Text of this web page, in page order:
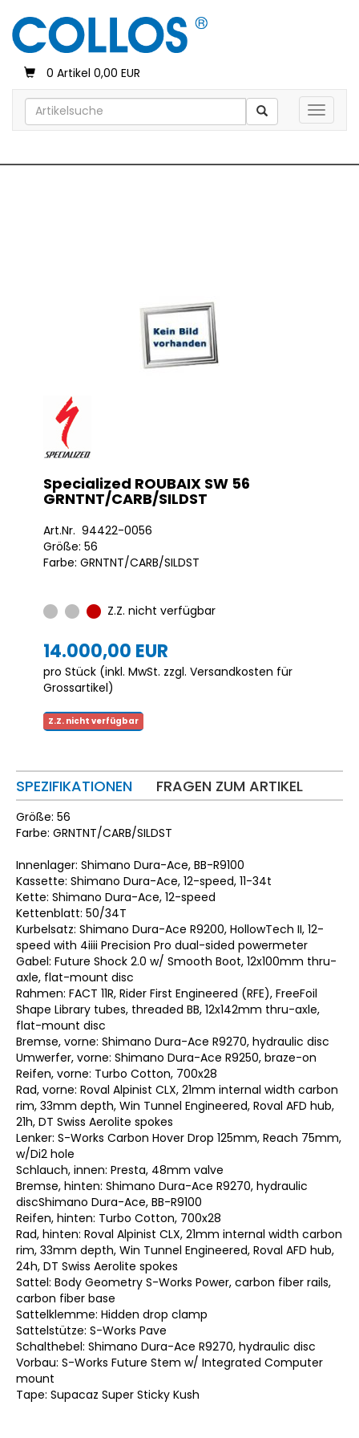
0 Artikel 0,00 EUR
Toggle
Specialized ROUBAIX SW 56
GRNTNT/CARB/SILDST
Art.Nr. 94422-0056
Größe: 56
Farbe: GRNTNT/CARB/SILDST
Z.Z. nicht verfügbar
14.000,00 EUR
pro Stück (inkl. MwSt. zzgl. Versandkosten für
Grossartikel)
Z.Z. nicht verfügbar
SPEZIFIKATIONEN FRAGEN ZUM ARTIKEL
Größe: 56
Farbe: GRNTNT/CARB/SILDST
Innenlager: Shimano Dura-Ace, BB-R9100
Kassette: Shimano Dura-Ace, 12-speed, 11-34t
Kette: Shimano Dura-Ace, 12-speed
Kettenblatt: 50/34T
Kurbelsatz: Shimano Dura-Ace R9200, HollowTech II, 12-
speed with 4iiii Precision Pro dual-sided powermeter
Gabel: Future Shock 2.0 w/ Smooth Boot, 12x100mm thru-
axle, flat-mount disc
Rahmen: FACT 11R, Rider First Engineered (RFE), FreeFoil
Shape Library tubes, threaded BB, 12x142mm thru-axle,
flat-mount disc
Bremse, vorne: Shimano Dura-Ace R9270, hydraulic disc
Umwerfer, vorne: Shimano Dura-Ace R9250, braze-on
Reifen, vorne: Turbo Cotton, 700x28
Rad, vorne: Roval Alpinist CLX, 21mm internal width carbon
rim, 33mm depth, Win Tunnel Engineered, Roval AFD hub,
21h, DT Swiss Aerolite spokes
Lenker: S-Works Carbon Hover Drop 125mm, Reach 75mm,
w/Di2 hole
Schlauch, innen: Presta, 48mm valve
Bremse, hinten: Shimano Dura-Ace R9270, hydraulic
discShimano Dura-Ace, BB-R9100
Reifen, hinten: Turbo Cotton, 700x28
Rad, hinten: Roval Alpinist CLX, 21mm internal width carbon
rim, 33mm depth, Win Tunnel Engineered, Roval AFD hub,
24h, DT Swiss Aerolite spokes
Sattel: Body Geometry S-Works Power, carbon fiber rails,
carbon fiber base
Sattelklemme: Hidden drop clamp
Sattelstütze: S-Works Pave
Schalthebel: Shimano Dura-Ace R9270, hydraulic disc
Vorbau: S-Works Future Stem w/ Integrated Computer
mount
Tape: Supacaz Super Sticky Kush